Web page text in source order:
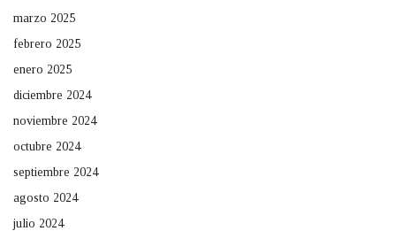
marzo 2025
febrero 2025
enero 2025
diciembre 2024
noviembre 2024
octubre 2024
septiembre 2024
agosto 2024
julio 2024